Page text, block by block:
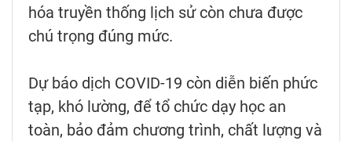
hóa truyền thống lịch sử còn chưa được
chú trọng đúng mức.
Dự báo dịch COVID-19 còn diễn biến phức
tạp, khó lường, để tổ chức dạy học an
toàn, bảo đảm chương trình, chất lượng và